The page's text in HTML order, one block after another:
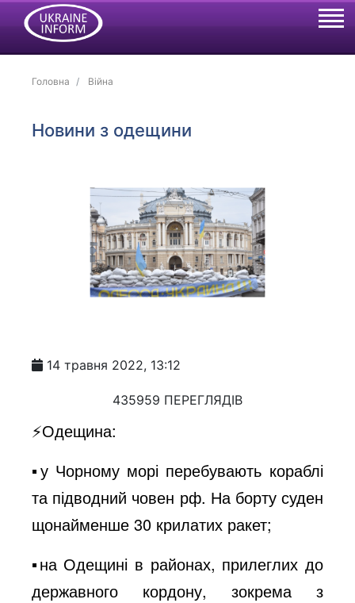
Головна Війна
Новини з одещини
14 травня 2022, 13:12
435959 ПЕРЕГЛЯДІВ
⚡️Одещина:
▪️у Чорному морі перебувають кораблі
та підводний човен рф. На борту суден
щонайменше 30 крилатих ракет;
▪️на Одещині в районах, прилеглих до
державного кордону, зокрема з